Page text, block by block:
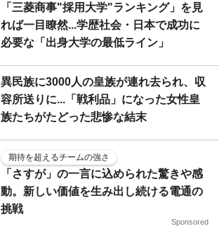
「三菱商事"採用大学"ランキング」を見
れば一目瞭然...学歴社会・日本で成功に
必要な「出身大学の最低ライン」
異民族に3000人の皇族が連れ去られ、収
容所送りに...「戦利品」になった女性皇
族たちがたどった悲惨な結末
期待を超えるチームの強さ
「さすが」の一言に込められた驚きや感
動。新しい価値を生み出し続ける電通の
挑戦
Sponsored